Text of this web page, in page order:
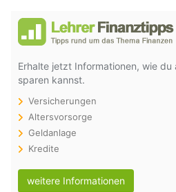
Erhalte jetzt Informationen, wie du
sparen kannst.
Versicherungen
Altersvorsorge
Geldanlage
Kredite
weitere Informationen